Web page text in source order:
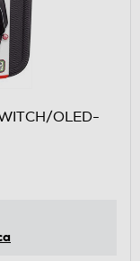
OLED-